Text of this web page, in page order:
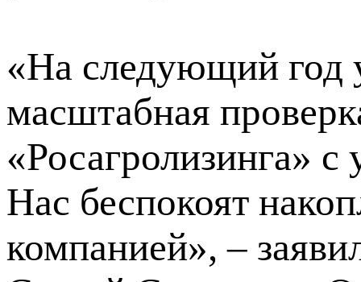
«На следующий год
масштабная
«Росагролизинга»
Нас беспокоят
компанией», –